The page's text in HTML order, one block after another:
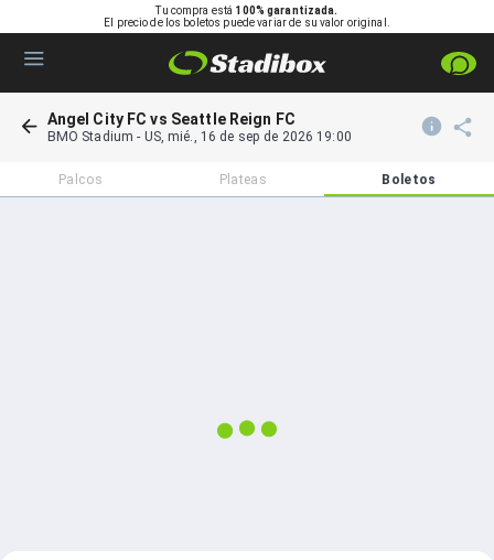
Tu compra está 100% garantizada.
El precio de los boletos puede variar de su valor original.
Angel City FC vs Seattle Reign FC
BMO Stadium - US,mié., 16 de sep de 2026 19:00
Palcos Plateas Boletos